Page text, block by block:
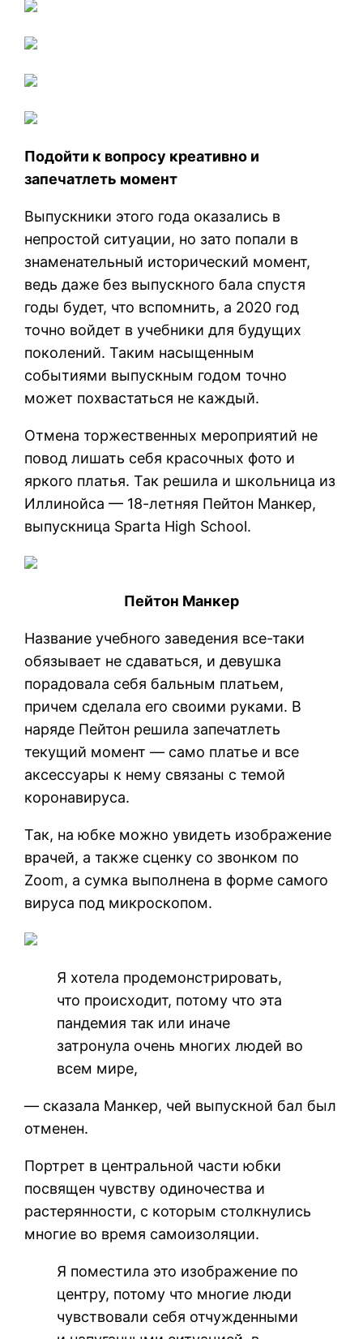
Подойти к вопросу креативно и
запечатлеть момент
Выпускники этого года оказались в
непростой ситуации, но зато попали в
знаменательный исторический момент,
ведь даже без выпускного бала спустя
годы будет, что вспомнить, а 2020 год
точно войдет в учебники для будущих
поколений. Таким насыщенным
событиями выпускным годом точно
может похвастаться не каждый.
Отмена торжественных мероприятий не
повод лишать себя красочных фото и
яркого платья. Так решила и школьница из
Иллинойса — 18-летняя Пейтон Манкер,
выпускница Sparta High School.
Пейтон Манкер
Название учебного заведения все-таки
обязывает не сдаваться, и девушка
порадовала себя бальным платьем,
причем сделала его своими руками. В
наряде Пейтон решила запечатлеть
текущий момент — само платье и все
аксессуары к нему связаны с темой
коронавируса.
Так, на юбке можно увидеть изображение
врачей, а также сценку со звонком по
Zoom, а сумка выполнена в форме самого
вируса под микроскопом.
Я хотела продемонстрировать,
что происходит, потому что эта
пандемия так или иначе
затронула очень многих людей во
всем мире,
— сказала Манкер, чей выпускной бал был
отменен.
Портрет в центральной части юбки
посвящен чувству одиночества и
растерянности, с которым столкнулись
многие во время самоизоляции.
Я поместила это изображение по
центру, потому что многие люди
чувствовали себя отчужденными